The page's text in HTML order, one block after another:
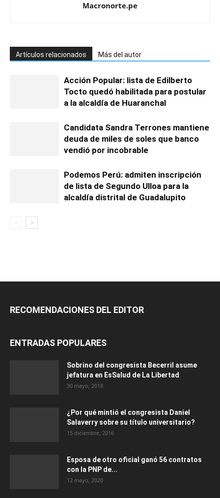
Macronorte.pe
Artículos relacionados Más del autor
Acción Popular: lista de Edilberto
Tocto quedó habilitada para postular
a la alcaldía de Huaranchal
Candidata Sandra Terrones mantiene
deuda de miles de soles que banco
vendió por incobrable
Podemos Perú: admiten inscripción
de lista de Segundo Ulloa para la
alcaldía distrital de Guadalupito
RECOMENDACIONES DEL EDITOR
ENTRADAS POPULARES
Sobrino del congresista Becerril asume
jefatura en EsSalud de La Libertad
30 mayo, 2018
¿Por qué mintió el congresista Daniel
Salaverry sobre su título universitario?
15 diciembre, 2016
Esposa de otro oficial ganó 56 contratos
con la PNP de...
12 mayo, 2020